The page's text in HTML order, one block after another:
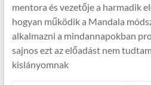
mentora és vezetője a harmadik
hogyan működik a Mandala
alkalmazni a mindannapokban
sajnos ezt az előadást nem
kislányomnak